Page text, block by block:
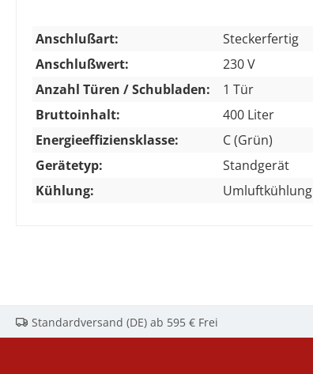
Anschlußart:
Steckerfertig
Anschlußwert:
230 V
Anzahl Türen / Schubladen:
1 Tür
Bruttoinhalt:
400 Liter
Energieeffiziensklasse:
C (Grün)
Gerätetyp:
Standgerät
Kühlung:
Umluftkühlung
Standardversand (DE) ab 595 € Frei